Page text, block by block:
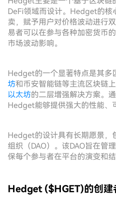
DeFi领域而设计。Hedget的核
卖，赋予用户对价格波动进行
易者可以在参与各种加密货币
市场波动影响。
Hedget的一个显著特点是其多
坊和币安智能链等主流区块链
以太坊的二层增强解决方案。
Hedget能够提供强大的性能、
Hedget的设计具有长期愿景，
组织（DAO）。该DAO旨在管
保每个参与者在平台的演变和结
Hedget ($HGET)的创建